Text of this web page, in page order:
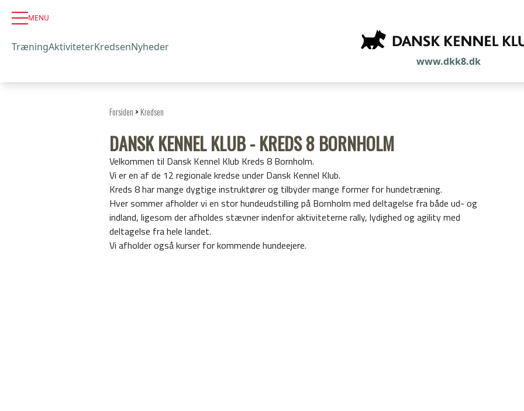
MENU
TræningAktiviteterKredsenNyheder
www.dkk8.dk
Forsiden > Kredsen
DANSK KENNEL KLUB - KREDS 8 BORNHOLM
Velkommen til Dansk Kennel Klub Kreds 8 Bornholm.
Vi er en af de 12 regionale kredse under Dansk Kennel Klub.
Kreds 8 har mange dygtige instruktører og tilbyder mange former for hundetræning.
Hver sommer afholder vi en stor hundeudstilling på Bornholm med deltagelse fra både ud- og
indland, ligesom der afholdes stævner indenfor aktiviteterne rally, lydighed og agility med
deltagelse fra hele landet.
Vi afholder også kurser for kommende hundeejere.